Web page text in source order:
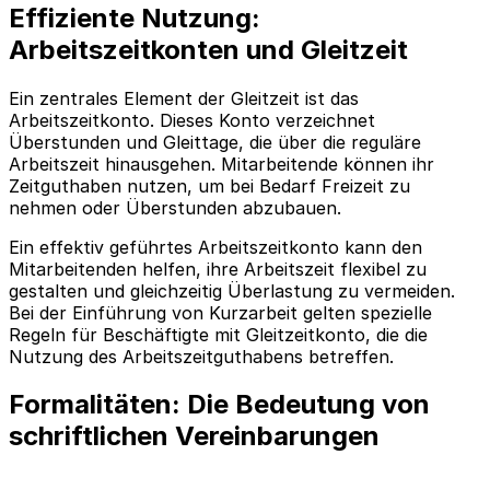
Effiziente Nutzung:
Arbeitszeitkonten und Gleitzeit
Ein zentrales Element der Gleitzeit ist das
Arbeitszeitkonto. Dieses Konto verzeichnet
Überstunden und Gleittage, die über die reguläre
Arbeitszeit hinausgehen. Mitarbeitende können ihr
Zeitguthaben nutzen, um bei Bedarf Freizeit zu
nehmen oder Überstunden abzubauen.
Ein effektiv geführtes Arbeitszeitkonto kann den
Mitarbeitenden helfen, ihre Arbeitszeit flexibel zu
gestalten und gleichzeitig Überlastung zu vermeiden.
Bei der Einführung von Kurzarbeit gelten spezielle
Regeln für Beschäftigte mit Gleitzeitkonto, die die
Nutzung des Arbeitszeitguthabens betreffen.
Formalitäten: Die Bedeutung von
schriftlichen Vereinbarungen